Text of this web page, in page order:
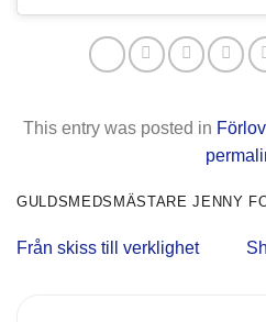
This entry was posted in
GULDSMEDSMÄSTARE JENNY
Från skiss till verklighet